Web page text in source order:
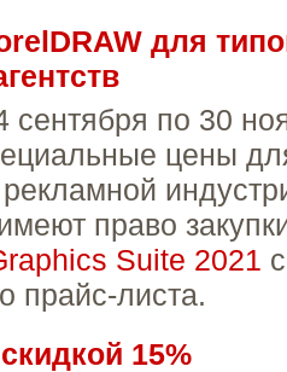
для
сентября по 30
цены
право
Suite 2021
прайс-листа.
15%